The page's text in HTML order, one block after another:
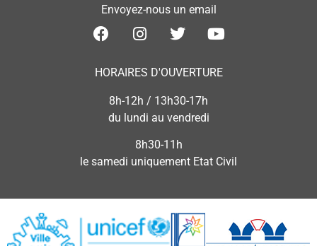
Envoyez-nous un email
HORAIRES D'OUVERTURE
8h-12h / 13h30-17h
du lundi au vendredi
8h30-11h
le samedi uniquement Etat Civil